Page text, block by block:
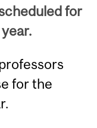
for
for the